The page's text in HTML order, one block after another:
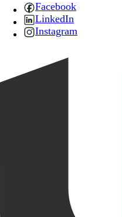
Facebook
LinkedIn
Instagram